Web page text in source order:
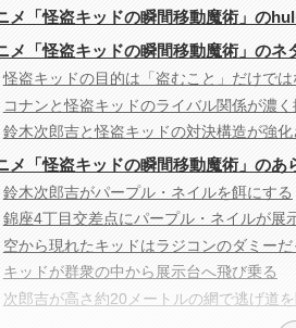
メ「怪盗キッドの瞬間移動魔術」の
メ「怪盗キッドの瞬間移動魔術」のネ
怪盗キッドの目的は「盗むこと」だけでは
コナンと怪盗キッドのライバル関係が濃く
鈴木次郎吉と怪盗キッドの対決構造が強化
メ「怪盗キッドの瞬間移動魔術」のあ
鈴木次郎吉がパープル・ネイルを餌にする
錦座4丁目交差点にパープル・ネイルが展
空から現れたキッドはラジコンのダミーだ
キッドが群衆の中から展示台へ飛び乗る
次郎吉が高さ約20メートルの網で逃げ道